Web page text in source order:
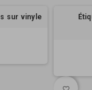
sur vinyle